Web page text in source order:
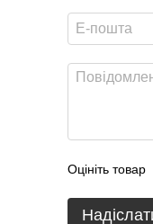
Оцініть товар